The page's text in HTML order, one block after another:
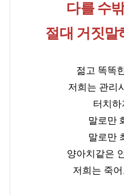
다를 수
절대 거짓말
젊고 똑똑
저희는 관리
터치하
말로만
말로만
양아치같은
저희는 죽